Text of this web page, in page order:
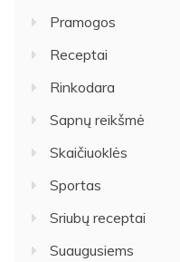
Pramogos
Receptai
Rinkodara
Sapnų reikšmė
Skaičiuoklės
Sportas
Sriubų receptai
Suaugusiems